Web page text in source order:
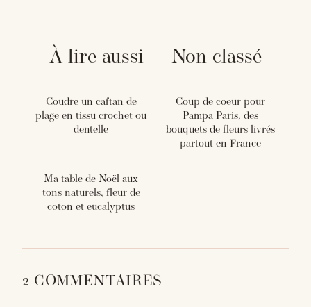
À lire aussi — Non classé
Coudre un caftan de
plage en tissu crochet ou
dentelle
Coup de coeur pour
Pampa Paris, des
bouquets de fleurs livrés
partout en France
Ma table de Noël aux
tons naturels, fleur de
coton et eucalyptus
2 COMMENTAIRES